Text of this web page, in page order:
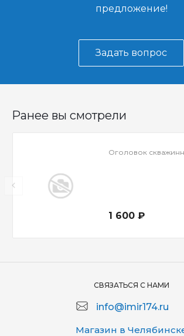
предложение!
Задать вопрос
Ранее вы смотрели
Оголовок
1 600 ₽
СВЯЗАТЬСЯ С НАМИ
info@imir174.ru
Магазин в